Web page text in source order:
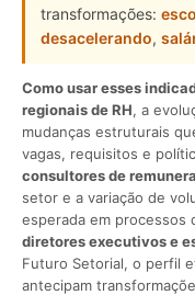
transformações:
desacelerando,
Como usar esses
regionais de RH, a
mudanças estruturais
vagas, requisitos e
consultores de
setor e a variação de
esperada em processos
diretores executivos e
Futuro Setorial, o perfil
antecipam